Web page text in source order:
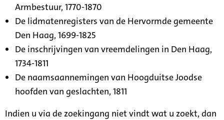
Armbestuur, 1770-1870
De lidmatenregisters van de Hervormde gemeente
Den Haag, 1699-1825
De inschrijvingen van vreemdelingen in Den Haag,
1734-1811
De naamsaannemingen van Hoogduitse Joodse
hoofden van geslachten, 1811
Indien u via de zoekingang niet vindt wat u zoekt, dan